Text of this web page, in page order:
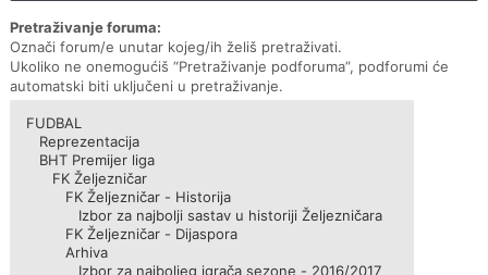
Pretraživanje foruma:
Označi forum/e unutar kojeg/ih želiš pretraživati.
Ukoliko ne onemogućiš “Pretraživanje podforuma”, podforumi će
automatski biti uključeni u pretraživanje.